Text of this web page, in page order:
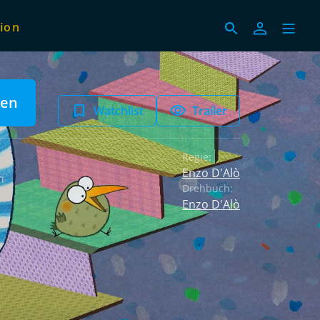
Watchlist Trailer
Regie:
Enzo D'Alò
Drehbuch:
Enzo D'Alò